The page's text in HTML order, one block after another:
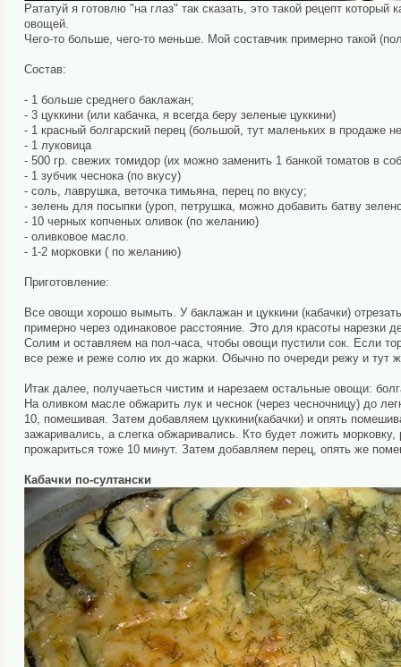
Рататуй я готовлю "на глаз" так сказать, это такой рецепт
овощей.
Чего-то больше, чего-то меньше. Мой составчик примерно такой
Состав:
- 1 больше среднего баклажан;
- 3 цуккини (или кабачка, я всегда беру зеленые цуккини)
- 1 красный болгарский перец (большой, тут маленьких в продаже
- 1 луковица
- 500 гр. свежих томидор (их можно заменить 1 банкой томатов в
- 1 зубчик чеснока (по вкусу)
- соль, лаврушка, веточка тимьяна, перец по вкусу;
- зелень для посыпки (уроп, петрушка, можно добавить батву
- 10 черных копченых оливок (по желанию)
- оливковое масло.
- 1-2 морковки ( по желанию)
Приготовление:
Все овощи хорошо вымыть. У баклажан и цуккини (кабачки)
примерно через одинаковое расстояние. Это для красоты нарезки
Солим и оставляем на пол-часа, чтобы овощи пустили сок. Если
все реже и реже солю их до жарки. Обычно по очереди режу и тут
Итак далее, получаеться чистим и нарезаем остальные овощи:
На оливком масле обжарить лук и чеснок (через чесночницу) до
10, помешивая. Затем добавляем цуккини(кабачки) и опять
зажаривались, а слегка обжаривались. Кто будет ложить
прожариться тоже 10 минут. Затем добавляем перец, опять же
Кабачки по-султански